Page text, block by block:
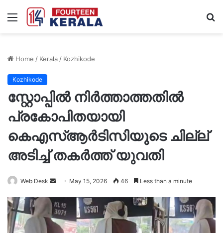
Menu
Home / Kerala/ Kozhikode
Kozhikode
സ്റ്റോപ്പിൽ നിർത്താത്തതിൽ
പ്രകോപിതയായി
കെഎസ്ആർടിസിയുടെ ചില്ല്
അടിച്ച് തകർത്ത് യുവതി
Web Desk
Send
email
May 15, 2026 46 Less than a minute